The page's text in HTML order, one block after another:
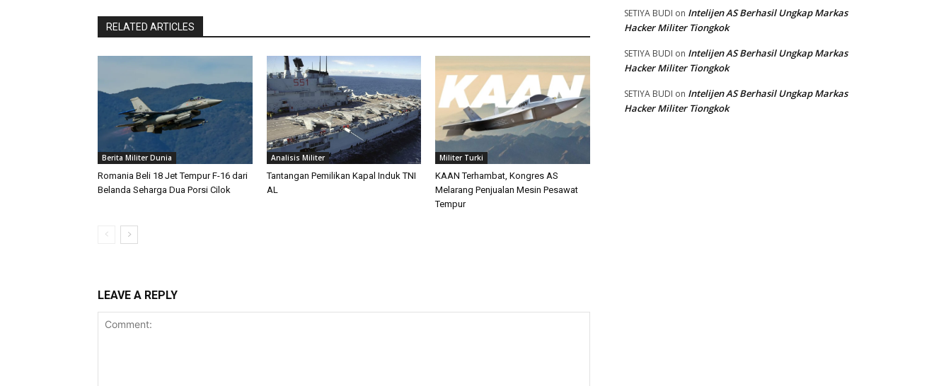
RELATED ARTICLES
Berita Militer Dunia
Romania Beli 18 Jet Tempur F-16 dari
Belanda Seharga Dua Porsi Cilok
Analisis Militer
Tantangan Pemilikan Kapal Induk TNI
AL
Militer Turki
KAAN Terhambat, Kongres AS
Melarang Penjualan Mesin Pesawat
Tempur
LEAVE A REPLY
SETIYA BUDI on Intelijen AS Berhasil Ungkap Markas
Hacker Militer Tiongkok
SETIYA BUDI on Intelijen AS Berhasil Ungkap Markas
Hacker Militer Tiongkok
SETIYA BUDI on Intelijen AS Berhasil Ungkap Markas
Hacker Militer Tiongkok